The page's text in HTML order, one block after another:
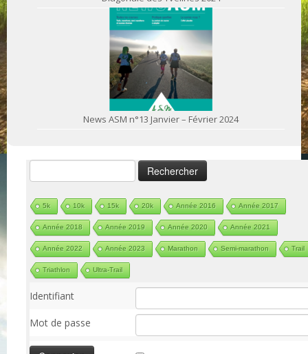
News ASM n°13 Janvier – Février 2024
Rechercher :
5k 10k 15k 20k Année 2016 Année 2017
Année 2018 Année 2019 Année 2020 Année 2021
Année 2022 Année 2023 Marathon Semi-marathon Trail
Triathlon Ultra-Trail
Identifiant
Mot de passe